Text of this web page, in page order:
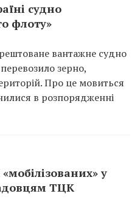
судно
флоту»
вантажне судно
зерно,
Про це мовиться
в розпорядженні
у
ТЦК